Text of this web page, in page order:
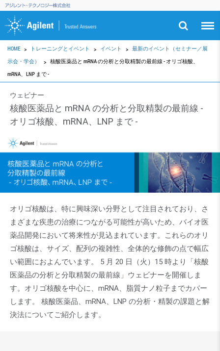
HOME トレーニングとイベント イベント
最新のイベント（セミナー／展
示会・学会）
核酸医薬品と mRNA の分析と分取精製の最前線 - オリゴ核酸、
mRNA、LNP まで -
ウェビナー
核酸医薬品と mRNA の分析と分取精製の最前線 -
オリゴ核酸、mRNA、LNP まで -
オリゴ核酸は、特に興味深い分野として注目されており、さ
まざまな疾患の治療につながる可能性が高いため、バイオ医
薬品開発において将来性が見込まれています。これらのオリ
ゴ核酸は、サイズ、配列の複雑性、全体的な修飾の点で幅広
い範囲におよんでいます。 5 月 20 日（火）15 時より「核酸
医薬品の分析と分取精製の最前線」ウェビナーを開催しま
す。オリゴ核酸を中心に、mRNA、脂質ナノ粒子までカバー
します。 核酸医薬品、mRNA、LNP の分析・精製の課題と​解
決法についてご紹介します。